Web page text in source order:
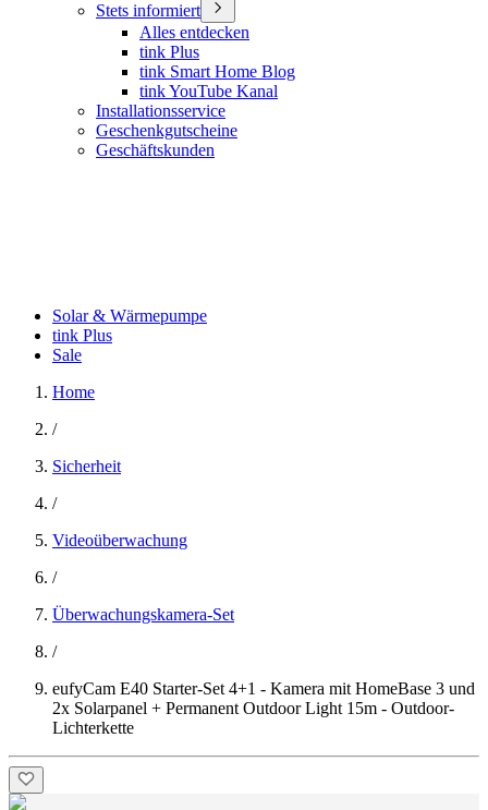
Stets informiert
Alles entdecken
tink Plus
tink Smart Home Blog
tink YouTube Kanal
Installationsservice
Geschenkgutscheine
Geschäftskunden
Solar & Wärmepumpe
tink Plus
Sale
Home
/
Sicherheit
/
Videoüberwachung
/
Überwachungskamera-Set
/
eufyCam E40 Starter-Set 4+1 - Kamera mit HomeBase 3 und
2x Solarpanel + Permanent Outdoor Light 15m - Outdoor-
Lichterkette